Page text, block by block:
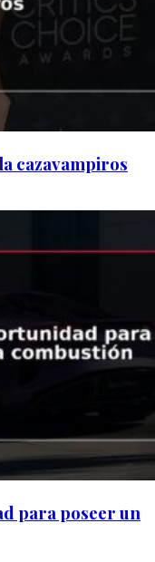
cazavampiros
para poseer un